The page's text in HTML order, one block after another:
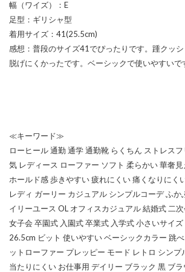
幅（ワイズ）：E
足型：ギリシャ型
着用サイズ：41(25.5cm)
感想：普段のサイズ41でぴったりです。踵クッシ
脱げにくかったです。ベーシックで使いやすいで
≪キーワード≫
ローヒール 通勤 通学 通勤靴 らくちん ストレス
気 レディース ローファー ソフト 柔らかい 華奢
ホールド感 歩きやすい 疲れにくい 痛くなりにく
レディ ガーリー カジュアル シンプルコーデ ふか
イリーユース OL オフィスカジュアル 結婚式 二
女子会 卒園式 入園式 卒業式 入学式 小さいサイ
26.5cm ビット 使いやすい ベーシックカラー 跳
ットローファー プレッピー モード レトロ シンプ
当たりにくい お仕事用 デイリー ブラック 黒 ブラ